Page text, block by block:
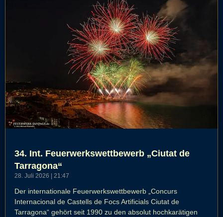
34. Int. Feuerwerkswettbewerb „Ciutat de
Tarragona“
28. Juli 2026 21:47
Der internationale Feuerwerkswettbewerb „Concurs
Internacional de Castells de Focs Artificials Ciutat de
Tarragona“ gehört seit 1990 zu den absolut hochkarätigen